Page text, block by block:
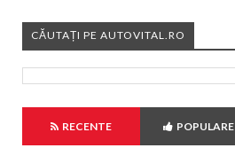
CĂUTAȚI PE AUTOVITAL.RO
RECENTE POPULARE